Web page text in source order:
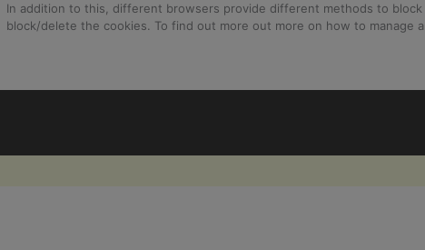
In addition to this, different browsers provide different methods to
block/delete the cookies. To find out more out more on how to manage